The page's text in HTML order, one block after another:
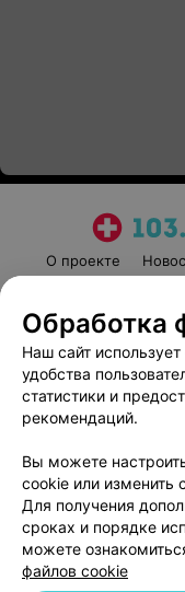
О проекте
Обработка
Наш сайт
удобства
статистики и
рекомендаций.
Вы можете
cookie или изменить
Для получения
сроках и порядке
можете
файлов cookie